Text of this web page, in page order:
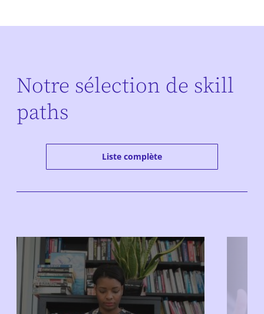
Notre sélection de skill
paths
Liste complète